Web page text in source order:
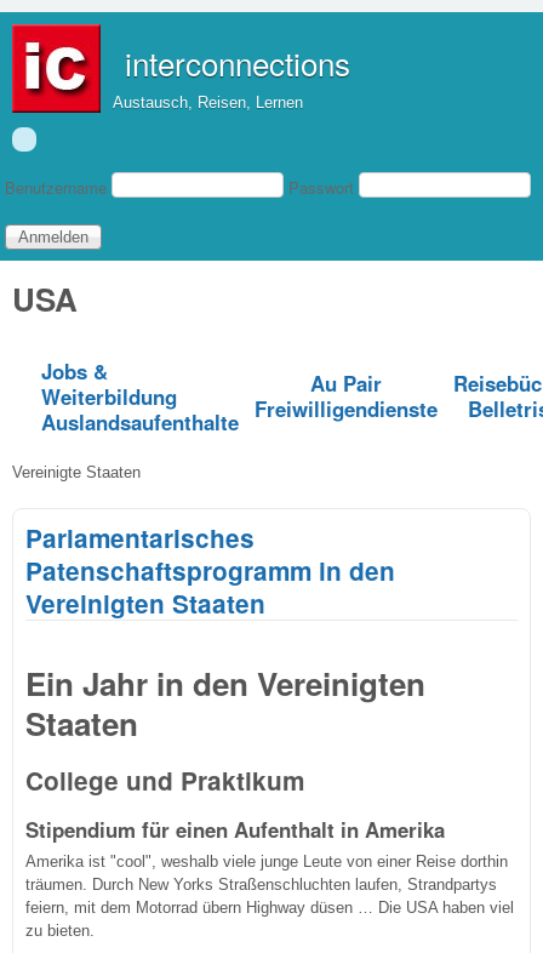
interconnections
Austausch, Reisen, Lernen
Benutzeranmeldung
Benutzername Passwort
USA
Jobs &
Weiterbildung
Auslandsaufenthalte
Au Pair
Freiwilligendienste
Vereinigte Staaten
Parlamentarisches
Patenschaftsprogramm in den
Vereinigten Staaten
Ein Jahr in den Vereinigten
Staaten
College und Praktikum
Stipendium für einen Aufenthalt in Amerika
Amerika ist "cool", weshalb viele junge Leute von einer Reise dorthin
träumen. Durch New Yorks Straßenschluchten laufen, Strandpartys
feiern, mit dem Motorrad übern Highway düsen … Die USA haben viel
zu bieten.